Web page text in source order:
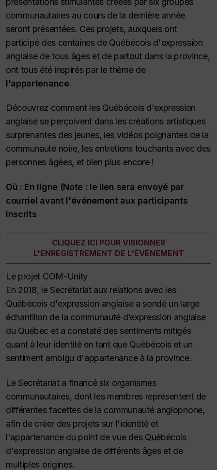
communautaires au cours de la dernière année
seront présentées. Ces projets, auxquels ont
participé des centaines de Québécois d'expression
anglaise de tous âges et de partout dans la province,
ont tous été inspirés par le thème de
l'appartenance.
Découvrez comment les Québécois d'expression
anglaise se perçoivent dans les créations artistiques
surprenantes des jeunes, les vidéos poignantes de la
communauté noire, les entretiens touchants avec des
personnes âgées, et bien plus encore !
Où : En ligne (Note : le lien sera envoyé par
courriel avant l'événement aux participants
inscrits
CLIQUEZ ICI POUR VISIONNER
L'ENREGISTREMENT DE L'ÉVÉNEMENT
Le projet COM-Unity
En 2018, le Secrétariat aux relations avec les
Québécois d'expression anglaise a sondé un large
échantillon de la communauté d’expression anglaise
du Québec et a constaté des sentiments mitigés
quant à leur identité en tant que Québécois et un
sentiment ambigu d'appartenance à la province.
Le Secrétariat a financé six organismes
communautaires, dont les membres représentent de
différentes facettes de la communauté anglophone,
afin de créer des projets sur l'identité et
l'appartenance du point de vue des Québécois
d'expression anglaise de différents âges et de
multiples origines.